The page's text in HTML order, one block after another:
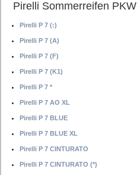
Pirelli Sommerreifen PKW
Pirelli P 7 (:)
Pirelli P 7 (A)
Pirelli P 7 (F)
Pirelli P 7 (K1)
Pirelli P 7 *
Pirelli P 7 AO XL
Pirelli P 7 BLUE
Pirelli P 7 BLUE XL
Pirelli P 7 CINTURATO
Pirelli P 7 CINTURATO (*)